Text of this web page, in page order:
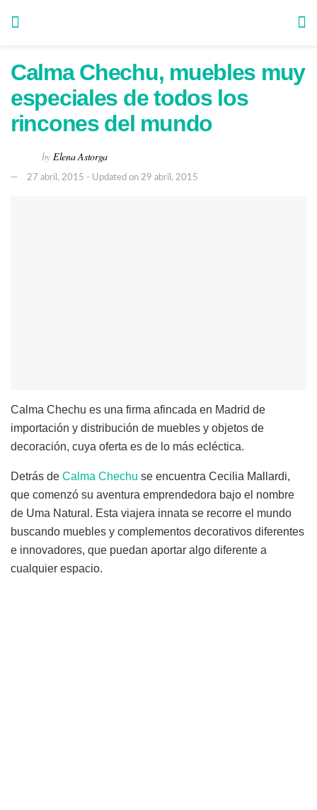
Calma Chechu, muebles muy
especiales de todos los
rincones del mundo
by Elena Astorga
27 abril, 2015 - Updated on 29 abril, 2015
Calma Chechu es una firma afincada en Madrid de
importación y distribución de muebles y objetos de
decoración, cuya oferta es de lo más ecléctica.
Detrás de Calma Chechu se encuentra Cecilia Mallardi,
que comenzó su aventura emprendedora bajo el nombre
de Uma Natural. Esta viajera innata se recorre el mundo
buscando muebles y complementos decorativos diferentes
e innovadores, que puedan aportar algo diferente a
cualquier espacio.